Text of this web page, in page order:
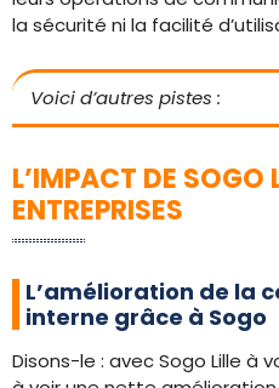
la sécurité ni la facilité
Voici d’autres pistes :
L’IMPACT DE SOGO
ENTREPRISES
L’amélioration de la
interne grâce à Sogo
Disons-le : avec Sogo Lille à